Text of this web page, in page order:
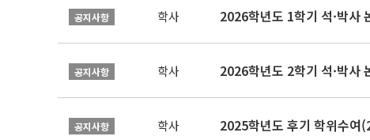
공지사항 학사 2026학년도 1학기 석·박
공지사항 학사 2026학년도 2학기 석·박
공지사항 학사 2025학년도 후기 학위수여